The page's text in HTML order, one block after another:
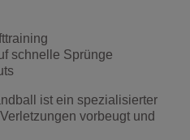
schnelle Sprünge
ist ein spezialisierter
vorbeugt und